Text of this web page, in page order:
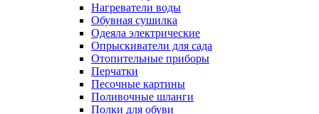
Нагреватели воды
Обувная сушилка
Одеяла электрические
Опрыскиватели для сада
Отопительные приборы
Перчатки
Песочные картины
Поливочные шланги
Полки для обуви